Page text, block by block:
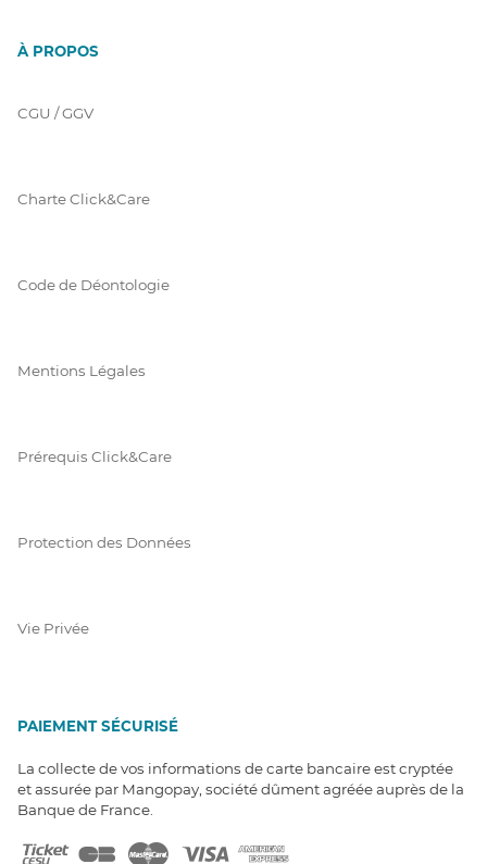
À PROPOS
CGU / GGV
Charte Click&Care
Code de Déontologie
Mentions Légales
Prérequis Click&Care
Protection des Données
Vie Privée
PAIEMENT SÉCURISÉ
La collecte de vos informations de carte bancaire est cryptée
et assurée par Mangopay, société dûment agréée auprès de la
Banque de France.